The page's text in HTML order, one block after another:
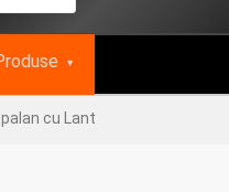
cu Lant